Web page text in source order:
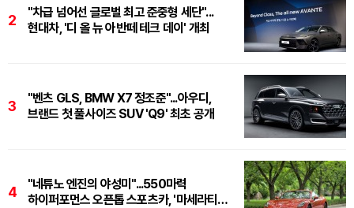
2
"차급 넘어선 글로벌 최고 준중형 세단"...
현대차, '디 올 뉴 아반떼 테크 데이' 개최
3
"벤츠 GLS, BMW X7 정조준"...아우디,
브랜드 첫 풀사이즈 SUV 'Q9' 최초 공개
4
"네튜노 엔진의 야성미"...550마력
하이퍼포먼스 오픈톱 스포츠카, '마세라티